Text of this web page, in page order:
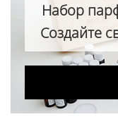
Набор
Создайте